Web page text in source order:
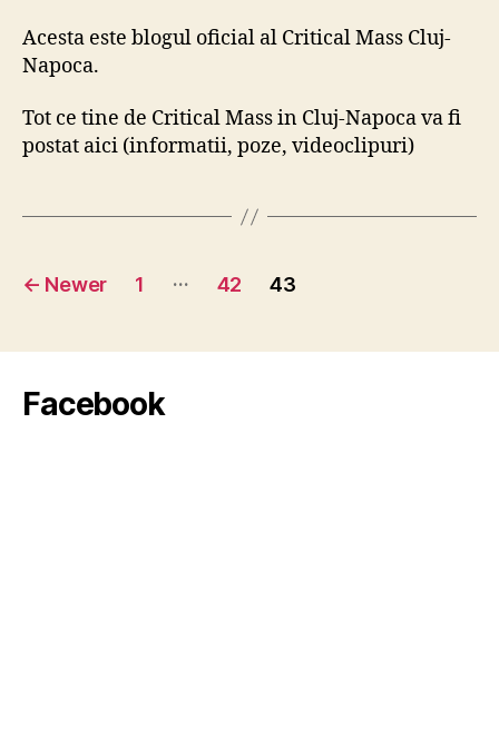
Cluj-
Napoca
Acesta este blogul oficial al Critical Mass Cluj-
Napoca.
Tot ce tine de Critical Mass in Cluj-Napoca va fi
postat aici (informatii, poze, videoclipuri)
Posts
← Newer 1 … 42 43
Facebook